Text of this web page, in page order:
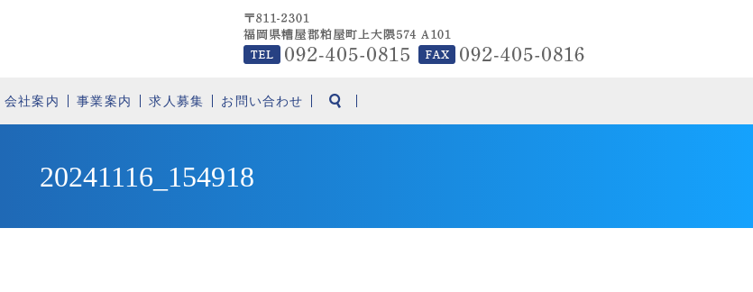
会社案内 事業案内 求人募集 お問い合わせ
20241116_154918